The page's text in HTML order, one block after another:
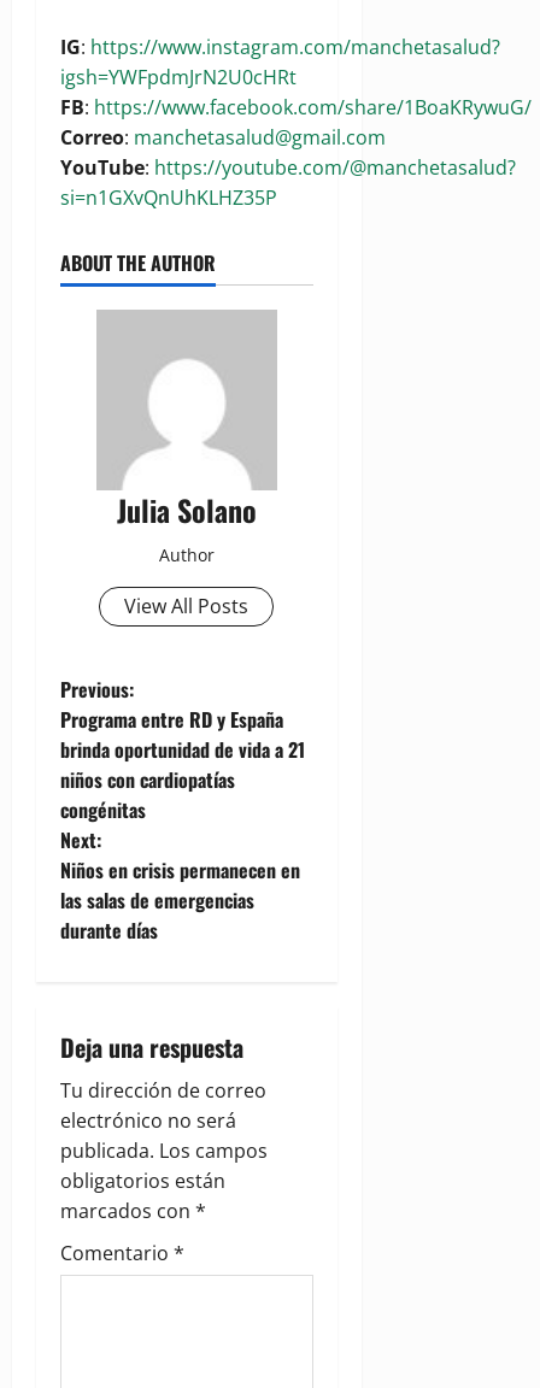
IG: https://www.instagram.com/manchetasalud?
igsh=YWFpdmJrN2U0cHRt
FB: https://www.facebook.com/share/1BoaKRywuG/
Correo: manchetasalud@gmail.com
YouTube: https://youtube.com/@manchetasalud?
si=n1GXvQnUhKLHZ35P
ABOUT THE AUTHOR
Julia Solano
Author
View All Posts
P
o
s
t
n
a
i
g
a
t
i
Previous:
Programa entre RD y España
brinda oportunidad de vida a 21
niños con cardiopatías
congénitas
Next:
Niños en crisis permanecen en
las salas de emergencias
durante días
Deja una respuesta
Tu dirección de correo
electrónico no será
publicada. Los campos
obligatorios están
marcados con *
Comentario *